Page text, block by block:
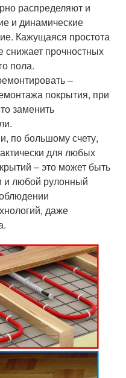
распределяют и
и динамические
Кажущаяся простота
снижает прочностных
пола.
–
покрытия, при
заменить
по большому счету,
для любых
– это может быть
и любой рулонный
даже